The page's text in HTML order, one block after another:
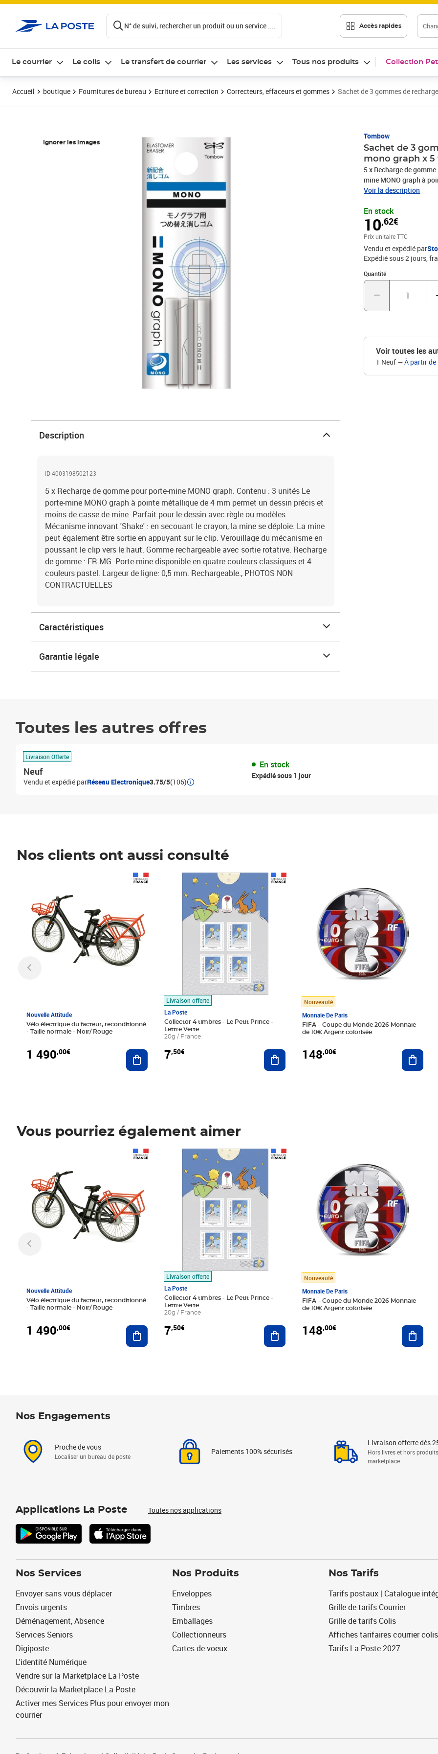
N° de suivi, rechercher un produit ou un service .... Accès rapides
Le courrier Le colis Le transfert de courrier Les services Tous nos produits Collection
Accueil boutique Fournitures de bureau Ecriture et correction Correcteurs, effaceurs et gommes Sachet de 3 gommes de
Ignorer les images
Tombow
Sachet de 3
mono graph x
5 x Recharge de
mine MONO graph à
casse de mine. Parfait
en appuyant sur le clip.
Gomme rechargeable
disponible en quatre
mm. Rechargeable.,
Voir la description
En stock
10,62€
Prix 10,62€
Prix unitaire TTC
Vendu et expédié par
Expédié sous 2 jours,
Quantité
Quantité : 1
Voir toutes les
1 Neuf —À partir de
Description
ID 4003198502123
5 x Recharge de gomme pour porte-mine MONO graph. Contenu : 3 unités Le
porte-mine MONO graph à pointe métallique de 4 mm permet un dessin précis et
moins de casse de mine. Parfait pour le dessin avec règle ou modèles.
Mécanisme innovant 'Shake' : en secouant le crayon, la mine se déploie. La mine
peut également être sortie en appuyant sur le clip. Verouillage du mécanisme en
poussant le clip vers le haut. Gomme rechargeable avec sortie rotative. Recharge
de gomme : ER-MG. Porte-mine disponible en quatre couleurs classiques et 4
couleurs pastel. Largeur de ligne: 0,5 mm. Rechargeable., PHOTOS NON
CONTRACTUELLES
Caractéristiques
Garantie légale
Toutes les autres offres
Livraison Offerte
Neuf
Vendu et expédié parRéseau Electronique3.75/5(106)
En stock
Expédié sous 1 jour
Nos clients ont aussi consulté
Nouvelle Attitude
Vélo électrique du facteur, reconditionné
- Taille normale - Noir/ Rouge
1 490,00€ Ajouter au panier
Livraison offerte
La Poste
Collector 4 timbres - Le Petit Prince -
Lettre Verte
20g / France
7,50€
Prix 7,50€
Ajouter au panier
Nouveauté
Monnaie De Paris
FIFA – Coupe du Monde 2026 Monnaie
de 10€ Argent colorisée
148,00€
Vous pourriez également aimer
Nouvelle Attitude
Vélo électrique du facteur, reconditionné
- Taille normale - Noir/ Rouge
1 490,00€ Ajouter au panier
Livraison offerte
La Poste
Collector 4 timbres - Le Petit Prince -
Lettre Verte
20g / France
7,50€
Prix 7,50€
Ajouter au panier
Nouveauté
Monnaie De Paris
FIFA – Coupe du Monde 2026 Monnaie
de 10€ Argent colorisée
148,00€
Nos Engagements
Proche de vous
Localiser un bureau de poste
Paiements 100% sécurisés
Livraison offerte dès
Hors livres et hors produits
marketplace
Applications La Poste Toutes nos applications
Nos Services
Envoyer sans vous déplacer
Envois urgents
Déménagement, Absence
Services Seniors
Digiposte
L'identité Numérique
Vendre sur la Marketplace La Poste
Découvrir la Marketplace La Poste
Activer mes Services Plus pour envoyer mon
courrier
Nos Produits
Enveloppes
Timbres
Emballages
Collectionneurs
Cartes de voeux
Nos Tarifs
Tarifs postaux | Catalogue
Grille de tarifs Courrier
Grille de tarifs Colis
Affiches tarifaires courrier colis
Tarifs La Poste 2027